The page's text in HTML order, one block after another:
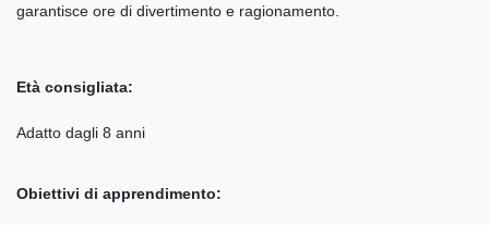
garantisce ore di divertimento e ragionamento.
Età consigliata:
Adatto dagli 8 anni
Obiettivi di apprendimento: